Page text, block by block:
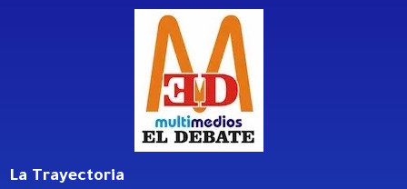
La Trayectoria